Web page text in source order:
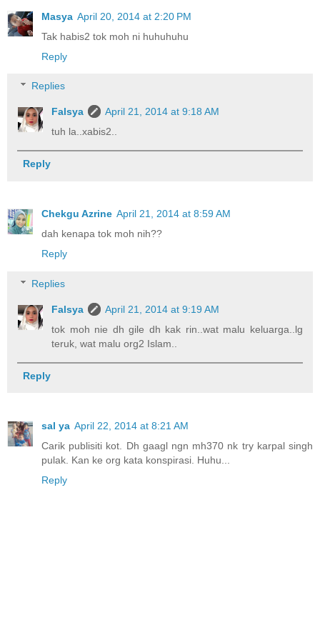
Masya April 20, 2014 at 2:20 PM
Tak habis2 tok moh ni huhuhuhu
Reply
Replies
Falsya
April 21, 2014 at 9:18 AM
tuh la..xabis2..
Reply
Chekgu Azrine April 21, 2014 at 8:59 AM
dah kenapa tok moh nih??
Reply
Replies
Falsya
April 21, 2014 at 9:19 AM
tok moh nie dh gile dh kak rin..wat malu keluarga..lg
teruk, wat malu org2 Islam..
Reply
sal ya April 22, 2014 at 8:21 AM
Carik publisiti kot. Dh gaagl ngn mh370 nk try karpal singh
pulak. Kan ke org kata konspirasi. Huhu...
Reply